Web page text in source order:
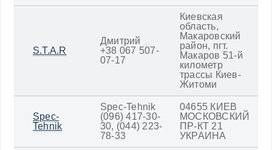
S.T.A.R
Дмитрий
+38 067 507-
07-17
Киевская
область,
Макаровский
район, пгт.
Макаров 51-й
километр
трассы Киев-
Житоми
Spec-
Tehnik
Spec-Tehnik
(096) 417-30-
30, (044) 223-
78-33
04655 КИЕВ
МОСКОВСКИЙ
ПР-КТ 21
УКРАИНА